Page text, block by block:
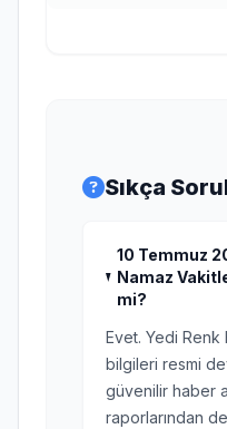
Sıkça
10 Temmuz
Namaz
mi?
Evet. Yedi
bilgileri resmi
güvenilir haber
raporlarından